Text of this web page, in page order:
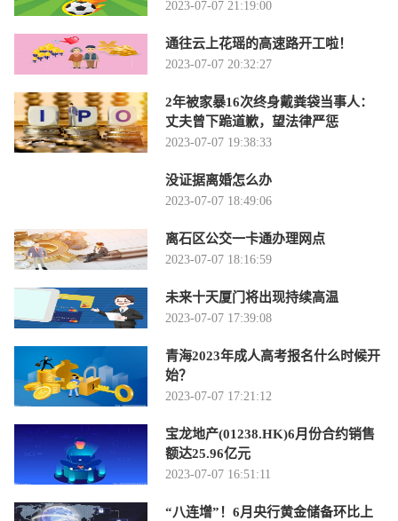
2023-07-07 21:19:00
通往云上花瑶的高速路开工啦！
2023-07-07 20:32:27
2年被家暴16次终身戴粪袋当事人：
丈夫曾下跪道歉，望法律严惩
2023-07-07 19:38:33
没证据离婚怎么办
2023-07-07 18:49:06
离石区公交一卡通办理网点
2023-07-07 18:16:59
未来十天厦门将出现持续高温
2023-07-07 17:39:08
青海2023年成人高考报名什么时候开
始？
2023-07-07 17:21:12
宝龙地产(01238.HK)6月份合约销售
额达25.96亿元
2023-07-07 16:51:11
“八连增”！6月央行黄金储备环比上